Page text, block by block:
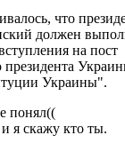
что
должен
на пост
президента
Украины".
понял((
я скажу кто ты.